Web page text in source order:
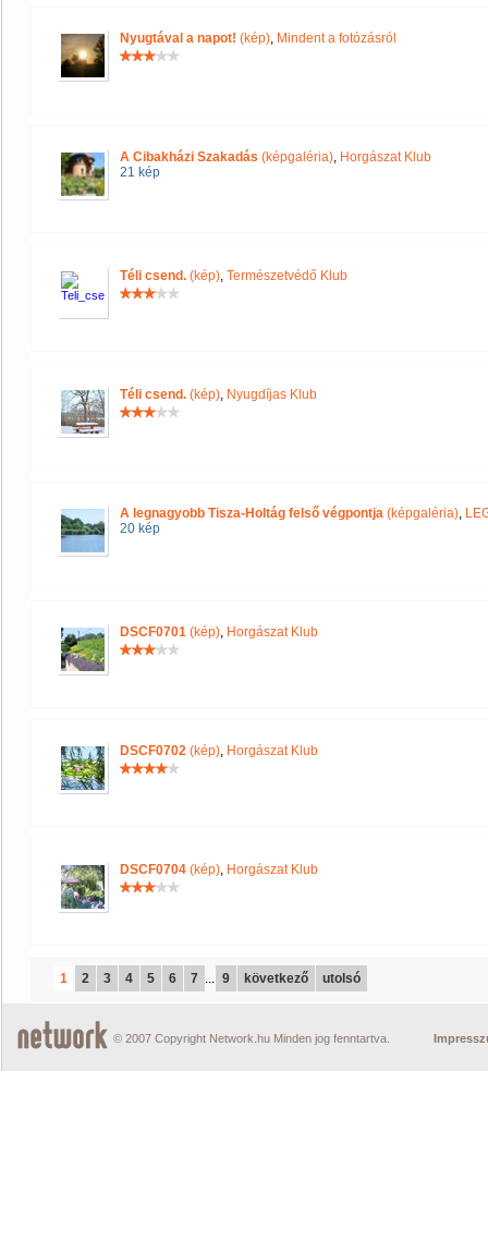
Nyugtával a napot! (kép), Mindent a fotózásról
A Cibakházi Szakadás (képgaléria), Horgászat Klub
21 kép
Téli csend. (kép), Természetvédő Klub
Téli csend. (kép), Nyugdíjas Klub
A legnagyobb Tisza-Holtág felső végpontja (képgaléria),
20 kép
DSCF0701 (kép), Horgászat Klub
DSCF0702 (kép), Horgászat Klub
DSCF0704 (kép), Horgászat Klub
1 2 3 4 5 6 7 ... 9 következő utolsó
© 2007 Copyright Network.hu Minden jog fenntartva.